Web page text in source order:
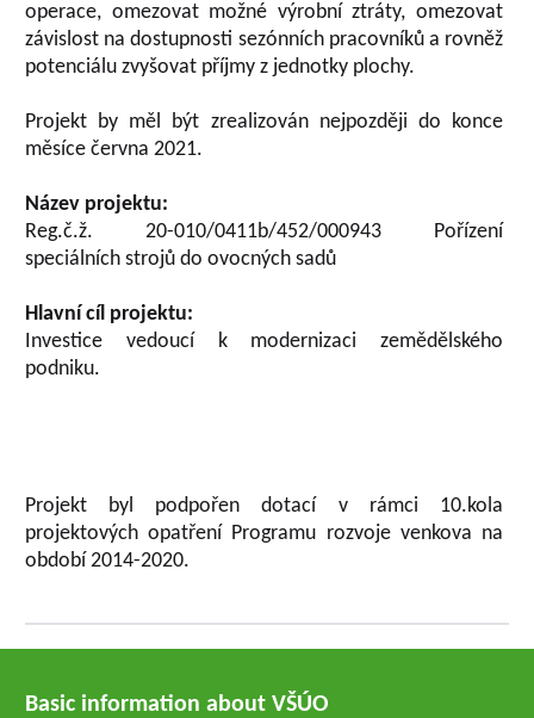
operace, omezovat možné výrobní ztráty, omezovat
závislost na dostupnosti sezónních pracovníků a rovněž
potenciálu zvyšovat příjmy z jednotky plochy.
Projekt by měl být zrealizován nejpozději do konce
měsíce června 2021.
Název projektu:
Reg.č.ž. 20-010/0411b/452/000943 Pořízení
speciálních strojů do ovocných sadů
Hlavní cíl projektu:
Investice vedoucí k modernizaci zemědělského
podniku.
Projekt byl podpořen dotací v rámci 10.kola
projektových opatření Programu rozvoje venkova na
období 2014-2020.
Basic information about VŠÚO